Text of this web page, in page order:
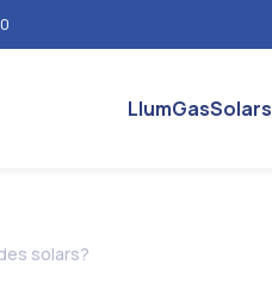
LlumGasSolars
solars?